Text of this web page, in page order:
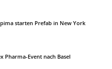
starten Prefab in New York
Pharma-Event nach Basel